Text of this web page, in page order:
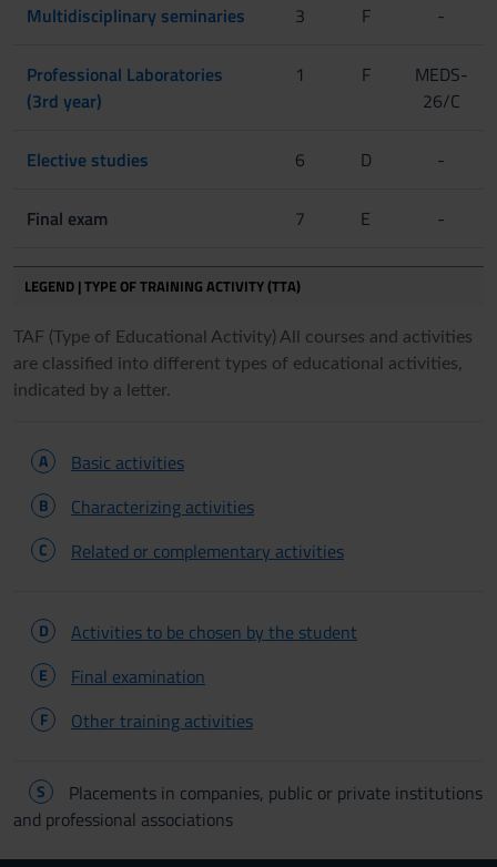
Multidisciplinary seminaries 3 F -
Professional Laboratories
(3rd year)
1 F
MEDS-
26/C
Elective studies 6 D -
Final exam 7 E -
LEGEND | TYPE OF TRAINING ACTIVITY (TTA)
TAF (Type of Educational Activity) All courses and activities
are classified into different types of educational activities,
indicated by a letter.
A Basic activities
B Characterizing activities
C Related or complementary activities
D Activities to be chosen by the student
E Final examination
F Other training activities
S
Placements in companies, public or private institutions
and professional associations